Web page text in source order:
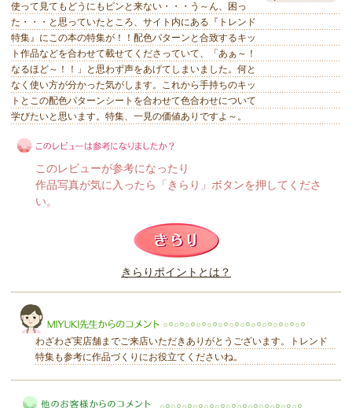
使って見てもどうにもピンと来ない・・・う～ん、困っ
た・・・と思っていたところ、サイト内にある『トレンド
特集』にこの本の特集が！！配色パターンと合致するキッ
ト作品などを合わせて載せてくださっていて、「あぁ～！
なるほど～！！」と思わず声をあげてしまいました。何と
なく使い方が分かった気がします。これから手持ちのキッ
トとこの配色パターンシートを合わせて色合わせについて
学びたいと思います。特集、一見の価値ありですよ～。
このレビューは参考になりましたか？
このレビューが参考になったり
作品写真が気に入ったら「きらり」ボタンを押してくださ
い。
きらりポイントとは？
わざわざ実店舗までご来店いただきありがとうございます。トレンド
特集も参考に作品づくりにお役立てくださいね。